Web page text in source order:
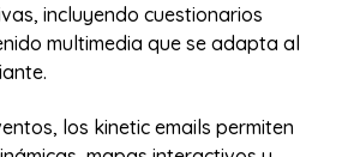
incluyendo cuestionarios
multimedia que se adapta al
los kinetic emails permiten